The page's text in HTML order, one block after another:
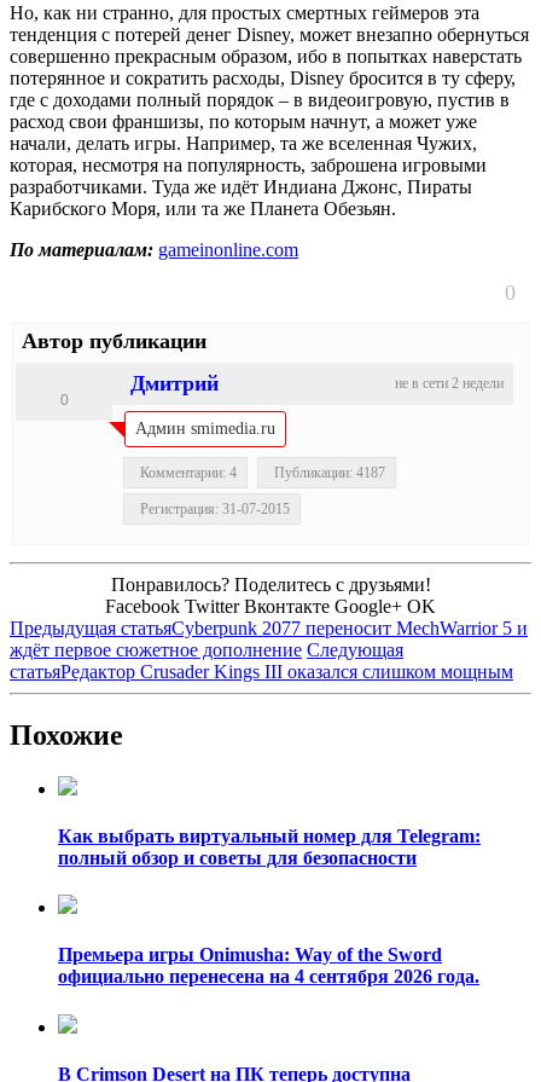
Но, как ни странно, для простых смертных геймеров эта
тенденция с потерей денег Disney, может внезапно обернуться
совершенно прекрасным образом, ибо в попытках наверстать
потерянное и сократить расходы, Disney бросится в ту сферу,
где с доходами полный порядок – в видеоигровую, пустив в
расход свои франшизы, по которым начнут, а может уже
начали, делать игры. Например, та же вселенная Чужих,
которая, несмотря на популярность, заброшена игровыми
разработчиками. Туда же идёт Индиана Джонс, Пираты
Карибского Моря, или та же Планета Обезьян.
По материалам: gameinonline.com
0
Автор публикации
не в сети 2 недели
Дмитрий
0
Админ smimedia.ru
Комментарии: 4 Публикации: 4187
Регистрация: 31-07-2015
Понравилось? Поделитесь с друзьями!
Facebook Twitter Вконтакте Google+ OK
Предыдущая статьяCyberpunk 2077 переносит MechWarrior 5 и
ждёт первое сюжетное дополнение Следующая
статьяРедактор Crusader Kings III оказался слишком мощным
Похожие
Как выбрать виртуальный номер для Telegram:
полный обзор и советы для безопасности
Премьера игры Onimusha: Way of the Sword
официально перенесена на 4 сентября 2026 года.
В Crimson Desert на ПК теперь доступна